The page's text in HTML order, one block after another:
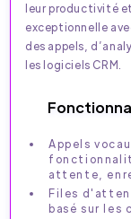
leur productivité
exceptionnelle
des appels,
les logiciels CRM.
Appels
attente,
Files
basé sur les